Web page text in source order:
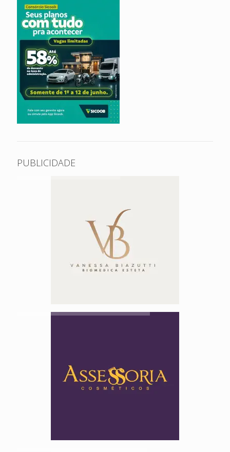
PUBLICIDADE